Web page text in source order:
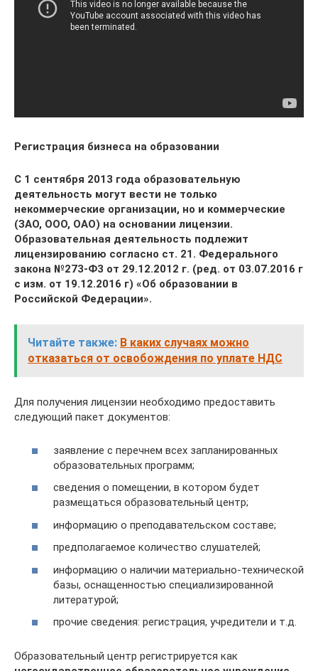
Регистрация бизнеса на образовании
С 1 сентября 2013 года образовательную
деятельность могут вести не только
некоммерческие организации, но и коммерческие
(ЗАО, ООО, ОАО) на основании лицензии.
Образовательная деятельность подлежит
лицензированию согласно ст. 21. Федерального
закона №273-Ф3 от 29.12.2012 г. (ред. от 03.07.2016 г
с изм. от 19.12.2016 г) «Об образовании в
Российской Федерации».
Читайте также: В каких случаях можно
отказаться от освобождения по уплате НДС
Для получения лицензии необходимо предоставить
следующий пакет документов:
заявление с перечнем всех запланированных
образовательных программ;
сведения о помещении, в котором будет
размещаться образовательный центр;
информацию о преподавательском составе;
предполагаемое количество слушателей;
информацию о наличии материально-технической
базы, оснащенностью специализированной
литературой;
прочие сведения: регистрация, учредители и т.д.
Образовательный центр регистрируется как